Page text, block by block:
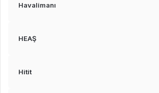
Havalimanı
HEAŞ
Hitit